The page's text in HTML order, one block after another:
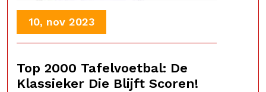
10, nov 2023
Top 2000 Tafelvoetbal: De
Klassieker Die Blijft Scoren!